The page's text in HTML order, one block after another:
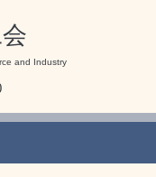
and Industry